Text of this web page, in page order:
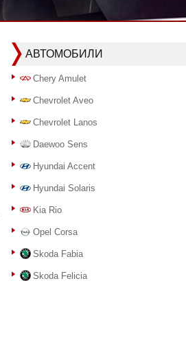
АВТОМОБИЛИ
Chery Amulet
Chevrolet Aveo
Chevrolet Lanos
Daewoo Sens
Hyundai Accent
Hyundai Solaris
Kia Rio
Opel Corsa
Skoda Fabia
Skoda Felicia